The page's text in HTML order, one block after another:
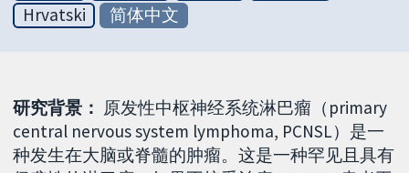
Hrvatski
简体中文
研究背景： 原发性中枢神经系统淋巴瘤（primary
central nervous system lymphoma, PCNSL）是一
种发生在大脑或脊髓的肿瘤。这是一种罕见且具有